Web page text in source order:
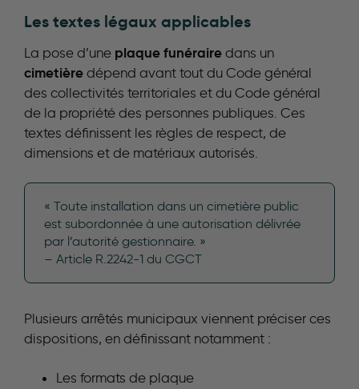
Les textes légaux applicables
La pose d’une plaque funéraire dans un
cimetière dépend avant tout du Code général
des collectivités territoriales et du Code général
de la propriété des personnes publiques. Ces
textes définissent les règles de respect, de
dimensions et de matériaux autorisés.
« Toute installation dans un cimetière public
est subordonnée à une autorisation délivrée
par l’autorité gestionnaire. »
– Article R.2242-1 du CGCT
Plusieurs arrêtés municipaux viennent préciser ces
dispositions, en définissant notamment :
Les formats de plaque